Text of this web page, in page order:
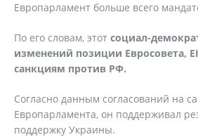
Европарламент больше всего
По его словам, этот социал-
изменений позиции Евросовета,
санкциям против РФ.
Согласно данным согласований на
Европарламента, он поддерживал
поддержку Украины.